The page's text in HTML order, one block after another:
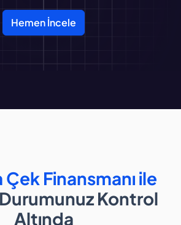
Hemen İncele
Finansmanı ile
Kontrol
Altında